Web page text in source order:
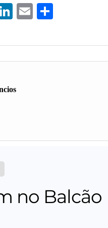
LinkedInEmail
no Balcão